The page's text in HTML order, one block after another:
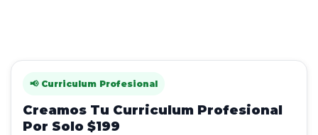
📢 Curriculum Profesional
Creamos Tu Curriculum Profesional
Por Solo $199